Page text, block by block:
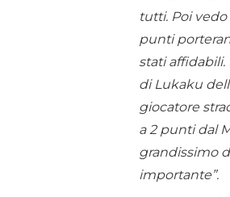
tutti. Poi
punti
stati affidabili.
di Lukaku
giocatore
a 2 punti dal
grandissimo
importante”.